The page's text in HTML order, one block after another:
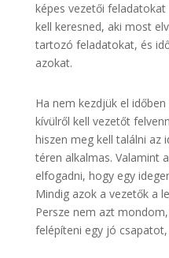
képes vezetői
kell keresned, aki most
tartozó feladatokat, és
azokat.
Ha nem kezdjük el
kívülről kell vezetőt
hiszen meg kell találni az
téren alkalmas. Valamint
elfogadni, hogy egy
Mindig azok a vezetők a
Persze nem azt
felépíteni egy jó csapatot,